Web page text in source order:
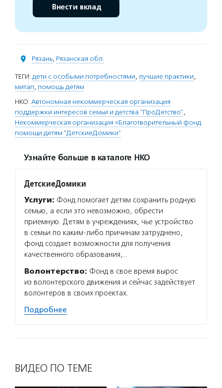
Внести вклад
Рязань, Рязанская обл.
ТЕГИ: дети с особыми потребностями, лучшие практики,
митап, помощь детям
НКО: Автономная некоммерческая организация
поддержки интересов семьи и детства "ПроДетство",
Некоммерческая организация «Благотворительный фонд
помощи детям "ДетскиеДомики"
Узнайте больше в каталоге НКО
ДетскиеДомики
Услуги: Фонд помогает детям сохранить родную
семью, а если это невозможно, обрести
приемную. Детям в учреждениях, чье устройство
в семьи по каким-либо причинам затруднено,
фонд создает возможности для получения
качественного образования,…
Волонтерство: Фонд в свое время вырос
из волонтерского движения и сейчас задействует
волонтеров в своих проектах.
Подробнее
ВИДЕО ПО ТЕМЕ